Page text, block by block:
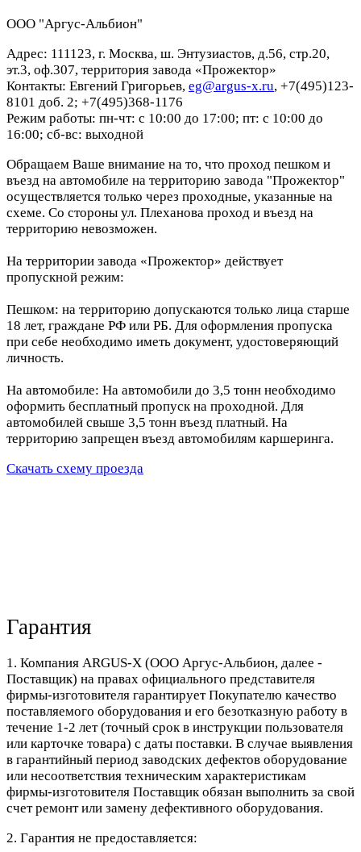
ООО "Аргус-Альбион"
Адрес: 111123, г. Москва, ш. Энтузиастов, д.56, стр.20,
эт.3, оф.307, территория завода «Прожектор»
Контакты: Евгений Григорьев, eg@argus-x.ru, +7(495)123-
8101 доб. 2; +7(495)368-1176
Режим работы: пн-чт: с 10:00 до 17:00; пт: с 10:00 до
16:00; сб-вс: выходной
Обращаем Ваше внимание на то, что проход пешком и
въезд на автомобиле на территорию завода "Прожектор"
осуществляется только через проходные, указанные на
схеме. Со стороны ул. Плеханова проход и въезд на
территорию невозможен.
На территории завода «Прожектор» действует
пропускной режим:
Пешком: на территорию допускаются только лица старше
18 лет, граждане РФ или РБ. Для оформления пропуска
при себе необходимо иметь документ, удостоверяющий
личность.
На автомобиле: На автомобили до 3,5 тонн необходимо
оформить бесплатный пропуск на проходной. Для
автомобилей свыше 3,5 тонн въезд платный. На
территорию запрещен въезд автомобилям каршеринга.
Скачать схему проезда
Гарантия
1. Компания ARGUS-X (ООО Аргус-Альбион, далее -
Поставщик) на правах официального представителя
фирмы-изготовителя гарантирует Покупателю качество
поставляемого оборудования и его безотказную работу в
течение 1-2 лет (точный срок в инструкции пользователя
или карточке товара) с даты поставки. В случае выявления
в гарантийный период заводских дефектов оборудование
или несоответствия техническим характеристикам
фирмы-изготовителя Поставщик обязан выполнить за свой
счет ремонт или замену дефективного оборудования.
2. Гарантия не предоставляется: